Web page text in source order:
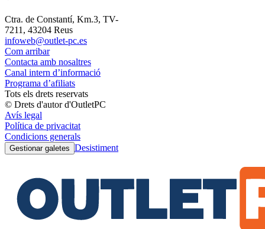
Ctra. de Constantí, Km.3, TV-
7211, 43204 Reus
infoweb@outlet-pc.es
Com arribar
Contacta amb nosaltres
Canal intern d’informació
Programa d’afiliats
Tots els drets reservats
© Drets d'autor d'OutletPC
Avís legal
Política de privacitat
Condicions generals
Gestionar galetes Desistiment